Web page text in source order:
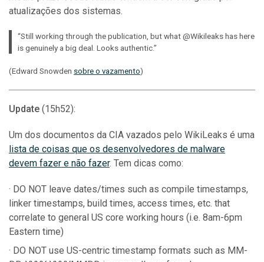
atualizações dos sistemas.
“Still working through the publication, but what @Wikileaks has here
is genuinely a big deal. Looks authentic.”
(Edward Snowden sobre o vazamento)
Update (15h52):
Um dos documentos da CIA vazados pelo WikiLeaks é uma
lista de coisas que os desenvolvedores de malware
devem fazer e não fazer. Tem dicas como:
DO NOT leave dates/times such as compile timestamps,
linker timestamps, build times, access times, etc. that
correlate to general US core working hours (i.e. 8am-6pm
Eastern time)
DO NOT use US-centric timestamp formats such as MM-